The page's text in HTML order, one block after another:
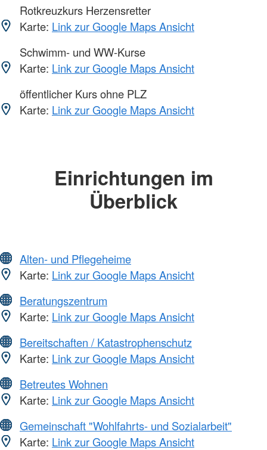
Rotkreuzkurs Herzensretter
Karte: Link zur Google Maps Ansicht
Schwimm- und WW-Kurse
Karte: Link zur Google Maps Ansicht
öffentlicher Kurs ohne PLZ
Karte: Link zur Google Maps Ansicht
Einrichtungen im
Überblick
Alten- und Pflegeheime
Karte: Link zur Google Maps Ansicht
Beratungszentrum
Karte: Link zur Google Maps Ansicht
Bereitschaften / Katastrophenschutz
Karte: Link zur Google Maps Ansicht
Betreutes Wohnen
Karte: Link zur Google Maps Ansicht
Gemeinschaft "Wohlfahrts- und Sozialarbeit"
Karte: Link zur Google Maps Ansicht